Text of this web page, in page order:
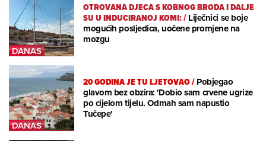
OTROVANA DJECA S KOBNOG BRODA I DALJE
SU U INDUCIRANOJ KOMI:/Liječnici se boje
mogućih posljedica, uočene promjene na
mozgu
20 GODINA JE TU LJETOVAO/Pobjegao
glavom bez obzira: 'Dobio sam crvene ugrize
po cijelom tijelu. Odmah sam napustio
Tučepe'